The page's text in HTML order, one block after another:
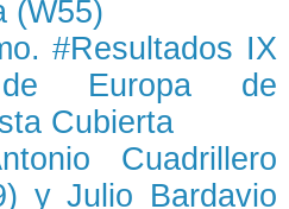
(W55)
#Resultados IX
de Europa de
Cubierta
Cuadrillero
y Julio Bardavio